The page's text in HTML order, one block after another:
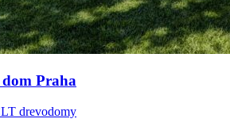
Praha
drevodomy